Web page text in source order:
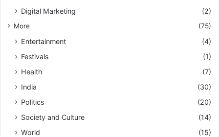
Digital Marketing (2)
More (75)
Entertainment
(4)
Festivals
(1)
Health
(7)
India
(30)
Politics
(20)
Society and Culture
(14)
World
(15)